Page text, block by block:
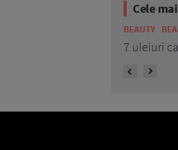
Cele
BEAUTY
7 uleiuri